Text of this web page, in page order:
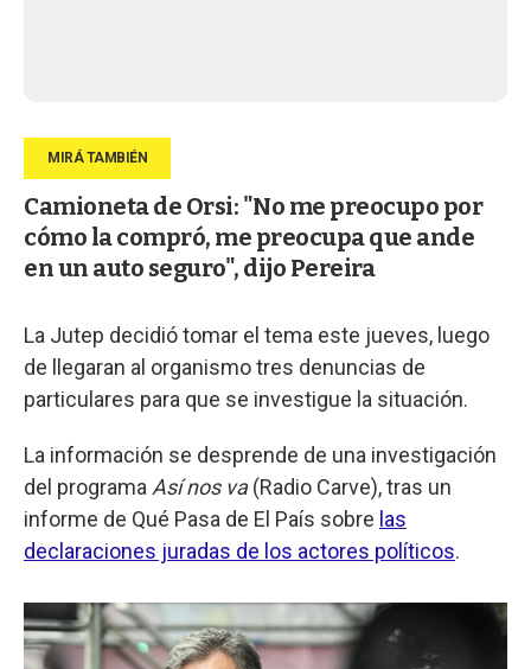
Camioneta de Orsi: "No me preocupo por
cómo la compró, me preocupa que ande
en un auto seguro", dijo Pereira
La Jutep decidió tomar el tema este jueves, luego
de llegaran al organismo tres denuncias de
particulares para que se investigue la situación.
La información se desprende de una investigación
del programa Así nos va(Radio Carve), tras un
informe de Qué Pasa de El País sobre las
declaraciones juradas de los actores políticos.